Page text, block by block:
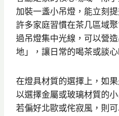
加裝一盞小吊燈，能立刻
許多家庭習慣在茶几區域
過吊燈集中光線，可以營
地」，讓日常的喝茶或談
在燈具材質的選擇上，如
以選擇金屬或玻璃材質的
若偏好北歐或侘寂風，則